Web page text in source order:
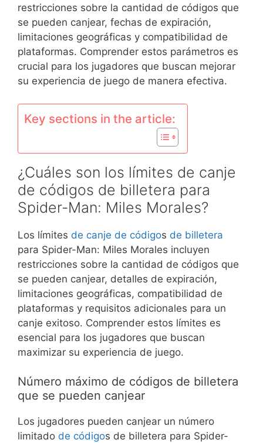
restricciones sobre la cantidad de códigos que
se pueden canjear, fechas de expiración,
limitaciones geográficas y compatibilidad de
plataformas. Comprender estos parámetros es
crucial para los jugadores que buscan mejorar
su experiencia de juego de manera efectiva.
Key sections in the article:
¿Cuáles son los límites de canje
de códigos de billetera para
Spider-Man: Miles Morales?
Los límites de canje de códigos de billetera
para Spider-Man: Miles Morales incluyen
restricciones sobre la cantidad de códigos que
se pueden canjear, detalles de expiración,
limitaciones geográficas, compatibilidad de
plataformas y requisitos adicionales para un
canje exitoso. Comprender estos límites es
esencial para los jugadores que buscan
maximizar su experiencia de juego.
Número máximo de códigos de billetera
que se pueden canjear
Los jugadores pueden canjear un número
limitado de códigos de billetera para Spider-